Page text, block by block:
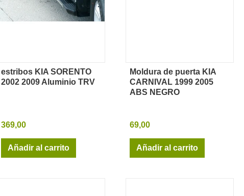
Vista rápida
estribos KIA SORENTO
2002 2009 Aluminio TRV
369,00
Añadir al carrito
Vista rápida
Moldura de puerta KIA
CARNIVAL 1999 2005
ABS NEGRO
69,00
Añadir al carrito